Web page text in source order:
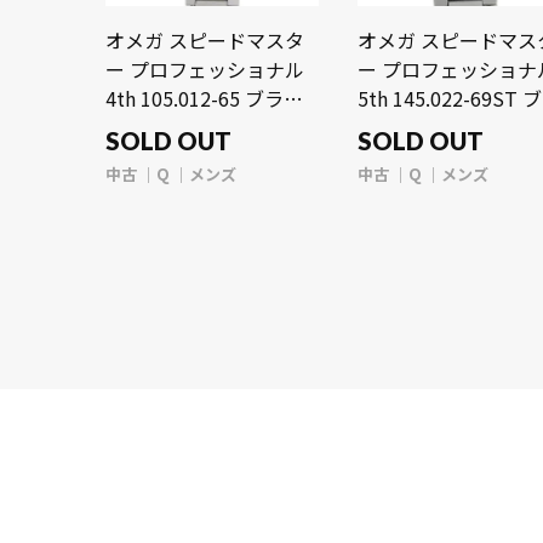
オメガ スピードマスタ
ー プロフェッショナル
4th 105.012-65 ブラッ
ク メンズ 時計 【中古】
【wristwatch】
SOLD OUT
中古 Q メンズ
オメガ スピードマス
ー プロフェッショナ
5th 145.022-69ST
ック メンズ 時計 【中
古】【wristwatch】
SOLD OUT
中古 Q メンズ